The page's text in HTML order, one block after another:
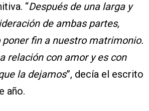
“Después de una larga y
de ambas partes,
fin a nuestro matrimonio.
relación con amor y es con
la dejamos”, decía el escrito
año.